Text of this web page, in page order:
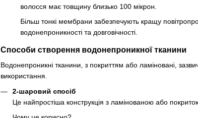
волосся має товщину близько 100 мікрон.
Більш тонкі мембрани забезпечують кращу
водонепроникності та довговічності.
Способи створення водонепроникної тканини
Водонепроникні тканини, з покриттям або ламіновані,
використання.
2-шаровий спосіб
Це найпростіша конструкція з ламінованою або